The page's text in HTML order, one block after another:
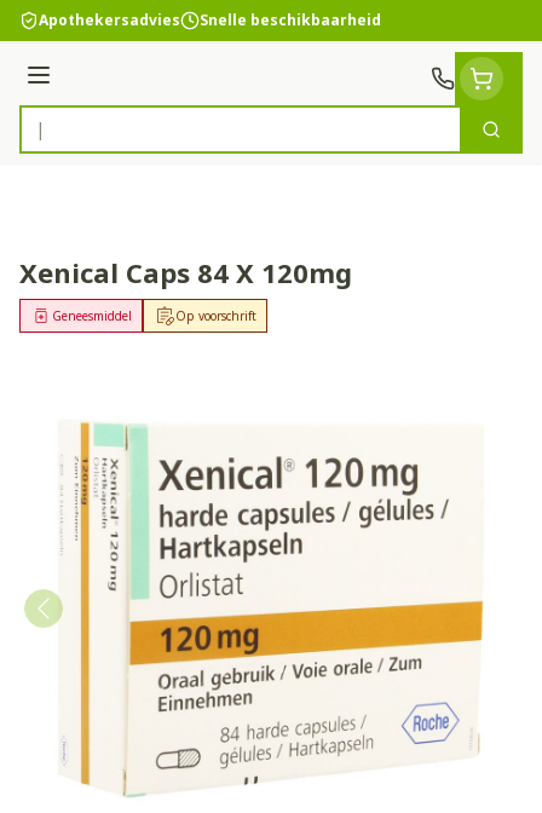
Ga naar de inhoud
Apothekersadvies Snelle beschikbaarheid
Menu
Product, merk, categorie...
Zoek
Xenical Caps 84 X 120mg
Op voorschrift
Geneesmiddel